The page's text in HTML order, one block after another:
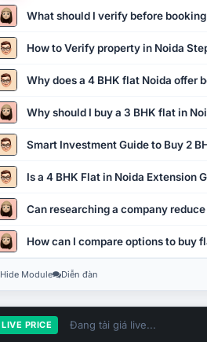
What should I verify before
How to Verify property in Noida
Why does a 4 BHK flat Noida offer
Why should I buy a 3 BHK flat in
Smart Investment Guide to Buy 2
Is a 4 BHK Flat in Noida Extension
Can researching a company
How can I compare options to buy
Hide Module Diễn đàn
LIVE PRICE Đang tải giá live...